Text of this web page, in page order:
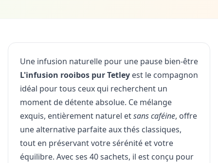
Une infusion naturelle pour une pause bien-être
L'infusion rooibos pur Tetley est le compagnon
idéal pour tous ceux qui recherchent un
moment de détente absolue. Ce mélange
exquis, entièrement naturel etsans caféine, offre
une alternative parfaite aux thés classiques,
tout en préservant votre sérénité et votre
équilibre. Avec ses 40 sachets, il est conçu pour